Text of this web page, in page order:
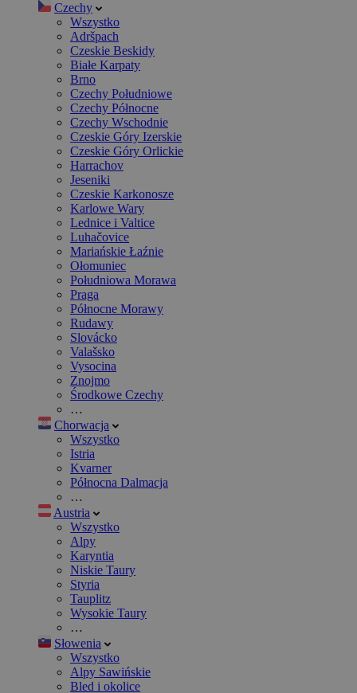
Czechy
Wszystko
Adršpach
Czeskie Beskidy
Białe Karpaty
Brno
Czechy Południowe
Czechy Północne
Czechy Wschodnie
Czeskie Góry Izerskie
Czeskie Góry Orlickie
Harrachov
Jeseniki
Czeskie Karkonosze
Karlowe Wary
Lednice i Valtice
Luhačovice
Mariańskie Łaźnie
Ołomuniec
Południowa Morawa
Praga
Północne Morawy
Rudawy
Slovácko
Valašsko
Vysocina
Znojmo
Środkowe Czechy
…
Chorwacja
Wszystko
Istria
Kvarner
Północna Dalmacja
…
Austria
Wszystko
Alpy
Karyntia
Niskie Taury
Styria
Tauplitz
Wysokie Taury
…
Słowenia
Wszystko
Alpy Sawińskie
Bled i okolice